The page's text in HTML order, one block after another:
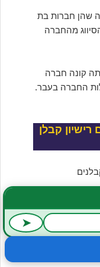
שהן חברות בת
מהחברה
קונה חברה
החברה בעבר.
קבלן
?
בעצמו או
➤